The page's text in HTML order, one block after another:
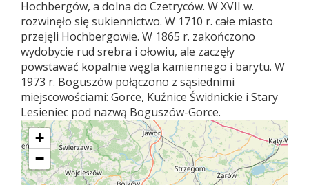
Hochbergów, a dolna do Czetryców. W XVII w.
rozwinęło się sukiennictwo. W 1710 r. całe miasto
przejęli Hochbergowie. W 1865 r. zakończono
wydobycie rud srebra i ołowiu, ale zaczęły
powstawać kopalnie węgla kamiennego i barytu. W
1973 r. Boguszów połączono z sąsiednimi
miejscowościami: Gorce, Kuźnice Świdnickie i Stary
Lesieniec pod nazwą Boguszów-Gorce.
+
−